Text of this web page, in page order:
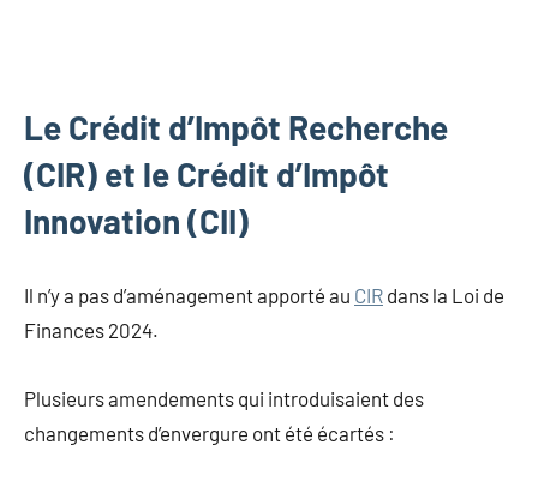
Le Crédit d’Impôt Recherche
(CIR) et le Crédit d’Impôt
Innovation (CII)
Il n’y a pas d’aménagement apporté au CIR dans la Loi de
Finances 2024.
Plusieurs amendements qui introduisaient des
changements d’envergure ont été écartés :